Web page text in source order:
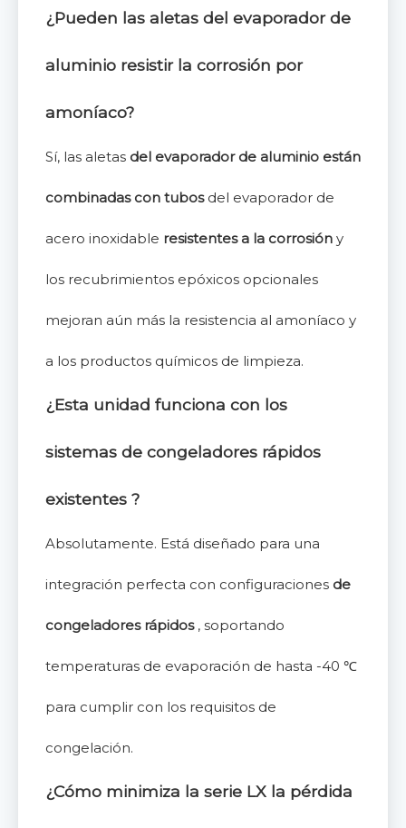
¿Pueden las aletas del evaporador de
aluminio resistir la corrosión por
amoníaco?
Sí, las aletas del evaporador de aluminio están
combinadas con tubos del evaporador de
acero inoxidable resistentes a la corrosión y
los recubrimientos epóxicos opcionales
mejoran aún más la resistencia al amoníaco y
a los productos químicos de limpieza.
¿Esta unidad funciona con los
sistemas de congeladores rápidos
existentes ?
Absolutamente. Está diseñado para una
integración perfecta con configuraciones de
congeladores rápidos , soportando
temperaturas de evaporación de hasta -40 ℃
para cumplir con los requisitos de
congelación.
¿Cómo minimiza la serie LX la pérdida